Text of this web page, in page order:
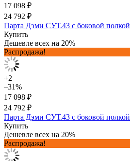
17 098 ₽
24 792 ₽
Парта Дэми СУТ.43 с боковой полкой
Купить
Дешевле всех на 20%
Распродажа!
+2
–31%
17 098 ₽
24 792 ₽
Парта Дэми СУТ.43 с боковой полкой
Купить
Дешевле всех на 20%
Распродажа!